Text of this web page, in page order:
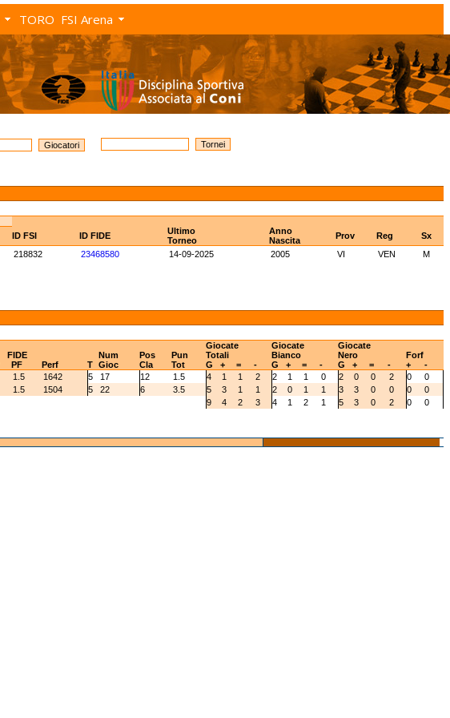
TORO FSI Arena
ID FSI ID FIDE
Ultimo
Torneo
Anno
Nascita
Prov Reg
Sx
218832 23468580 14-09-2025 2005 VI VEN
M
FIDE Num Pos Pun
Giocate
Totali
Giocate
Bianco
Giocate
Nero
Forf
PF Perf T Gioc Cla Tot G + = - G + = - G + = - +
-
1.5 1642 5 17 12 1.5 4 1 1 2 2 1 1 0 2 0 0 2 0
0
1.5 1504 5 22 6 3.5 5 3 1 1 2 0 1 1 3 3 0 0 0
0
9
4 2 3 4 1 2 1 5 3 0 2 0 0